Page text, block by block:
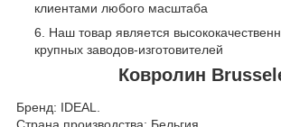
клиентами любого масштаба
Наш товар является
крупных заводов-изготовителей
Ковролин
Бренд: IDEAL.